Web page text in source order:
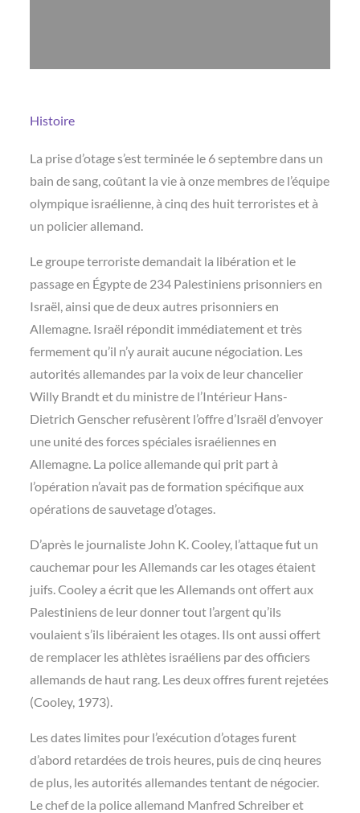
Histoire
La prise d’otage s’est terminée le 6 septembre dans un
bain de sang, coûtant la vie à onze membres de l’équipe
olympique israélienne, à cinq des huit terroristes et à
un policier allemand.
Le groupe terroriste demandait la libération et le
passage en Égypte de 234 Palestiniens prisonniers en
Israël, ainsi que de deux autres prisonniers en
Allemagne. Israël répondit immédiatement et très
fermement qu’il n’y aurait aucune négociation. Les
autorités allemandes par la voix de leur chancelier
Willy Brandt et du ministre de l’Intérieur Hans-
Dietrich Genscher refusèrent l’offre d’Israël d’envoyer
une unité des forces spéciales israéliennes en
Allemagne. La police allemande qui prit part à
l’opération n’avait pas de formation spécifique aux
opérations de sauvetage d’otages.
D’après le journaliste John K. Cooley, l’attaque fut un
cauchemar pour les Allemands car les otages étaient
juifs. Cooley a écrit que les Allemands ont offert aux
Palestiniens de leur donner tout l’argent qu’ils
voulaient s’ils libéraient les otages. Ils ont aussi offert
de remplacer les athlètes israéliens par des officiers
allemands de haut rang. Les deux offres furent rejetées
(Cooley, 1973).
Les dates limites pour l’exécution d’otages furent
d’abord retardées de trois heures, puis de cinq heures
de plus, les autorités allemandes tentant de négocier.
Le chef de la police allemand Manfred Schreiber et